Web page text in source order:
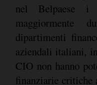
nel Belpaese i
maggiormente
dipartimenti
aziendali italiani,
CIO non hanno
finanziarie critiche